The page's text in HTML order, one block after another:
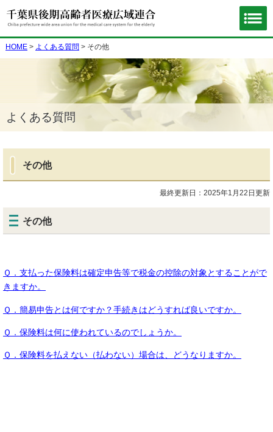
HOME > よくある質問 > その他
よくある質問
その他
最終更新日：2025年1月22日更新
その他
Ｑ．支払った保険料は確定申告等で税金の控除の対象とすることがで
きますか。
Ｑ．簡易申告とは何ですか？手続きはどうすれば良いですか。
Ｑ．保険料は何に使われているのでしょうか。
Ｑ．保険料を払えない（払わない）場合は、どうなりますか。